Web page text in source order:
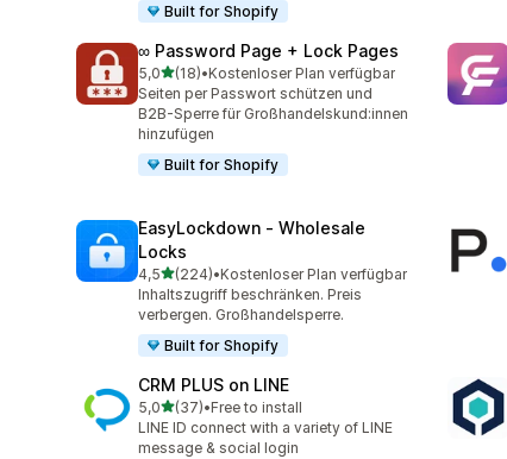
Built for Shopify
∞ Password Page + Lock Pages
5,0von 5 Sternen
(18)
18 Rezensionen insgesamt
•Kostenloser Plan verfügbar
Seiten per Passwort schützen und
B2B-Sperre für Großhandelskund:innen
hinzufügen
Built for Shopify
EasyLockdown ‑ Wholesale
Locks
4,5von 5 Sternen
(224)
224 Rezensionen insgesamt
•Kostenloser Plan verfügbar
Inhaltszugriff beschränken. Preis
verbergen. Großhandelsperre.
Built for Shopify
CRM PLUS on LINE
5,0von 5 Sternen
(37)
37 Rezensionen insgesamt
•Free to install
LINE ID connect with a variety of LINE
message & social login